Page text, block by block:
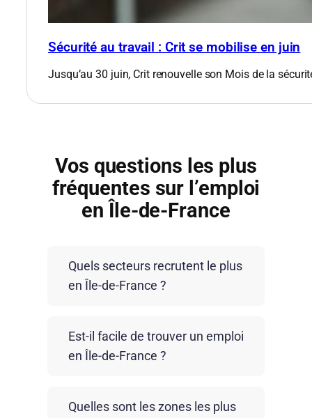
Sécurité au travail : Crit se mobilise en juin
Jusqu’au 30 juin, Crit renouvelle son Mois de la
Vos questions les plus
fréquentes sur l’emploi
en Île-de-France
Quels secteurs recrutent le plus
en Île-de-France ?
particulièrement la logistique-transport,
les services aux entreprises, le BTP,
Est-il facile de trouver un emploi
en Île-de-France ?
volume d’offres d’emploi en France,
Quelles sont les zones les plus